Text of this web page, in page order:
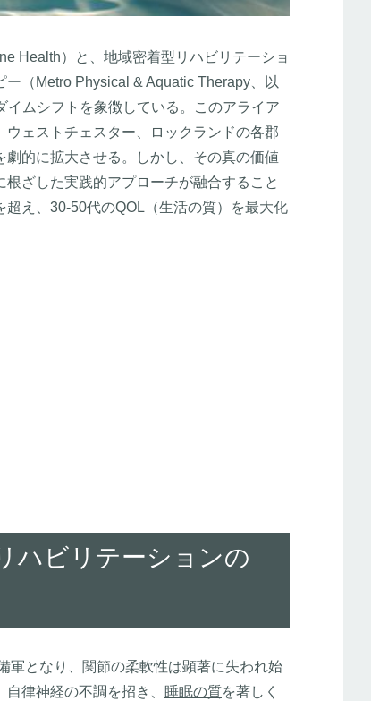
Health）と、地域密着型リハビリテーショ
（Metro Physical & Aquatic Therapy、以
イムシフトを象徴している。このアライア
ェストチェスター、ロックランドの各郡
的に拡大させる。しかし、その真の価値
ざした実践的アプローチが融合すること
え、30-50代のQOL（生活の質）を最大化
ハビリテーションの
軍となり、関節の柔軟性は顕著に失われ始
律神経の不調を招き、
睡眠の質を著しく